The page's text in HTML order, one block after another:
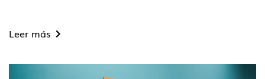
Leer más